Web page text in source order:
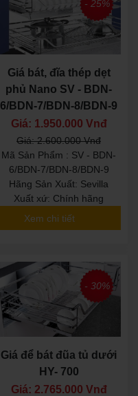
- 25%
Giá bát, đĩa thép dẹt
phủ Nano SV - BDN-
6/BDN-7/BDN-8/BDN-9
Giá: 1.950.000 Vnđ
Giá: 2.600.000 Vnđ
Mã Sản Phẩm : SV - BDN-
6/BDN-7/BDN-8/BDN-9
Hãng Sản Xuất: Sevilla
Xuất xứ: Chính hãng
Xem chi tiết
- 30%
Giá để bát đũa tủ dưới
HY- 700
Giá: 2.765.000 Vnđ